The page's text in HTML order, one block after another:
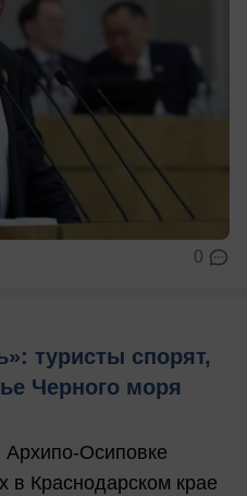
0
туристы спорят,
Черного моря
Осиповке
в Краснодарском крае